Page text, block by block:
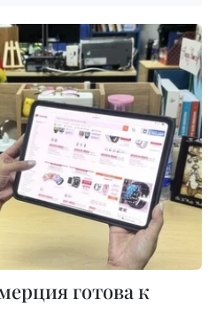
готова к